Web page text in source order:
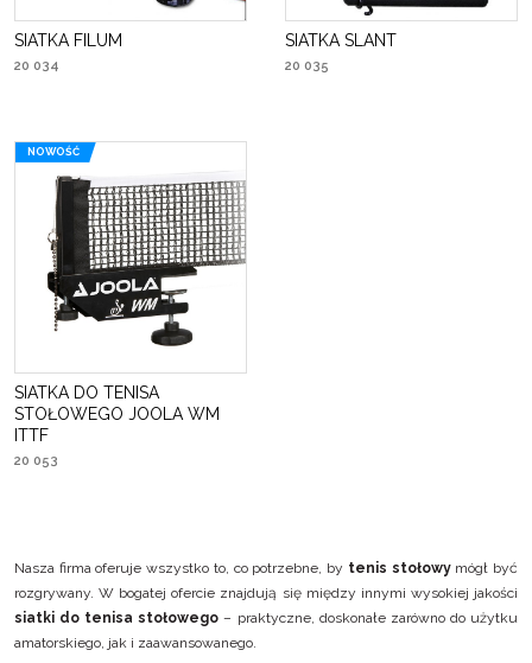
SIATKA FILUM
20 034
SIATKA SLANT
20 035
NOWOŚĆ
SIATKA DO TENISA
STOŁOWEGO JOOLA WM
ITTF
20 053
Nasza firma oferuje wszystko to, co potrzebne, by tenis stołowymógł być
rozgrywany. W bogatej ofercie znajdują się między innymi wysokiej jakości
siatki do tenisa stołowego – praktyczne, doskonałe zarówno do użytku
amatorskiego, jak i zaawansowanego.